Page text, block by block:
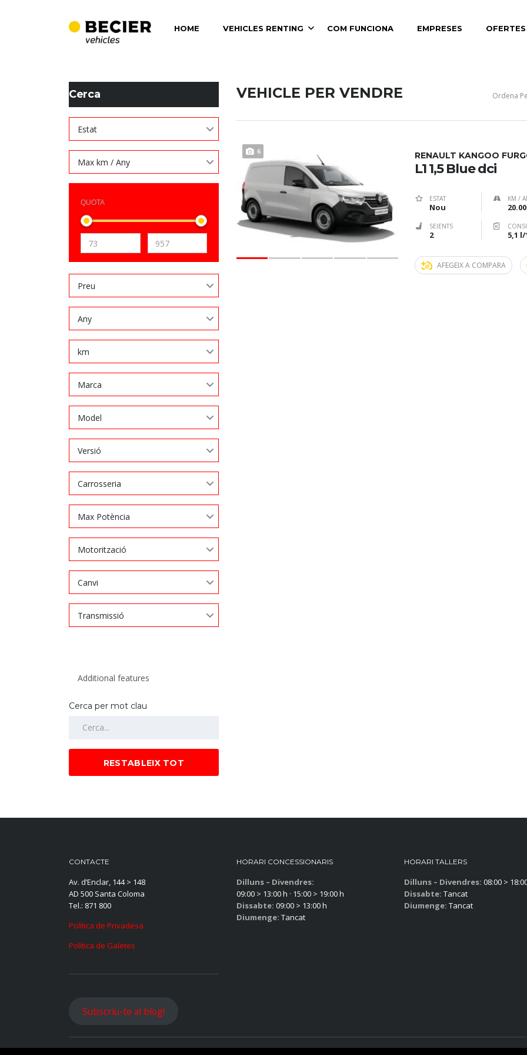
HOME VEHICLES RENTING COM FUNCIONA EMPRESES
BECIER MOBILITAT
Cerca
Estat
Max km / Any
QUOTA
Preu
Any
km
Marca
Model
Versió
Carrosseria
Max Potència
Motorització
Canvi
Transmissió
Cerca per mot clau
RESTABLEIX TOT
VEHICLE PER VENDRE Ordena
6 RENAULT KANGOO
L1 1,5 Blue dci
ESTAT
Nou
KM /
SEIENTS
2 5,1
AFEGEIX A COMPARA
CONTACTE
Av. d’Enclar, 144 > 148
AD 500 Santa Coloma
Tel.: 871 800
Política de Privadesa
Política de Galetes
HORARI CONCESSIONARIS
Dilluns – Divendres:
09:00 > 13:00 h · 15:00 > 19:00 h
Dissabte: 09:00 > 13:00 h
Diumenge: Tancat
HORARI TALLERS
Dilluns – Divendres: 08:00 >
Dissabte: Tancat
Diumenge: Tancat
Subscriu-te al blog!